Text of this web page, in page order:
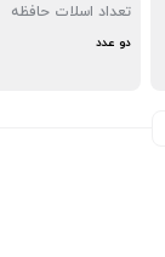
تعداد اسلات حافظه
دو عدد